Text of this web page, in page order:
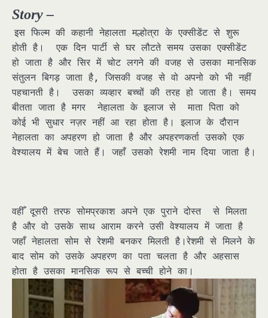
Story –
इस फिल्म की कहानी नेहालता मल्होत्रा के एक्सीडेंट से शुरू
होती है। एक दिन पार्टी से घर लौटते समय उसका एक्सीडेंट
हो जाता है और सिर में चोट लगने की वजह से उसका मानसिक
संतुलन बिगड़ जाता है, जिसकी वजह से वो अपनो को भी नहीं
पहचानती है। उसका व्यव्हार बच्चों की तरह हो जाता है। समय
बीतता जाता है मगर नेहालता के इलाज से माता पिता को
कोई भी सुधार नज़र नहीं आ रहा होता है। इलाज के दौरान
नेहालता का अपहरण हो जाता है और अपहरणकर्ता उसको एक
वेश्यालय में बेच जाते हैं। जहाँ उसको रेशमी नाम दिया जाता है।
वहीँ दूसरी तरफ सोमप्रकाश अपने एक पुराने दोस्त से मिलता
है और वो उसके साथ आराम करने उसी वेश्यालय में जाता है
जहाँ नेहालता सोम से रेशमी बनकर मिलती है।रेशमी से मिलने के
बाद सोम को उसके अपहरण का पता चलता है और अहसास
होता है उसका मानसिक रूप से बच्ची होने का।